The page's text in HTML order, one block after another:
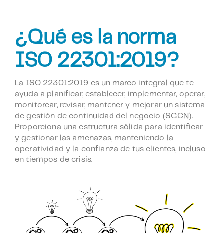
¿Qué es la norma
ISO 22301:2019?
La ISO 22301:2019 es un marco integral que te
ayuda a planificar, establecer, implementar, operar,
monitorear, revisar, mantener y mejorar un sistema
de gestión de continuidad del negocio (SGCN).
Proporciona una estructura sólida para identificar
y gestionar las amenazas, manteniendo la
operatividad y la confianza de tus clientes, incluso
en tiempos de crisis.